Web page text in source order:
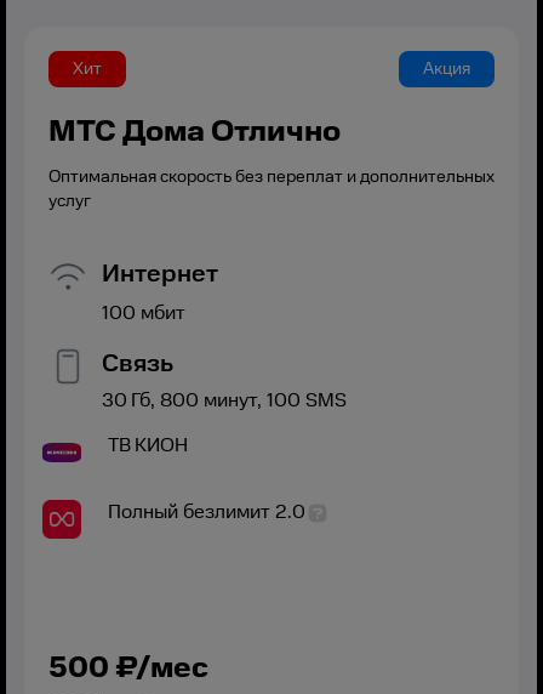
Хит Акция
МТС Дома Отлично
Оптимальная скорость без переплат и дополнительных
услуг
Интернет
100 мбит
Связь
30 Гб, 800 минут, 100 SMS
ТВКИОН
Полный безлимит 2.0
500 ₽/мес